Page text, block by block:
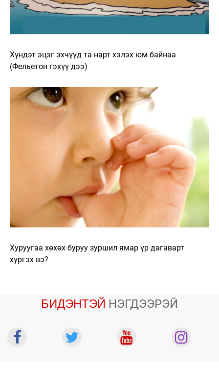
Хүндэт эцэг эхчүүд та нарт хэлэх юм байнаа
(Фельетон гэхүү дээ)
Хуруугаа хөхөх буруу зуршил ямар үр дагаварт
хүргэх вэ?
БИДЭНТЭЙ НЭГДЭЭРЭЙ